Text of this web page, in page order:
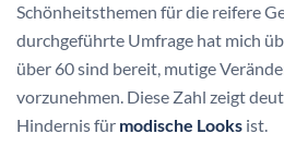
Schönheitsthemen für die reifere
durchgeführte Umfrage hat mich
über 60 sind bereit, mutige
vorzunehmen. Diese Zahl zeigt
Hindernis für modische Looks ist.